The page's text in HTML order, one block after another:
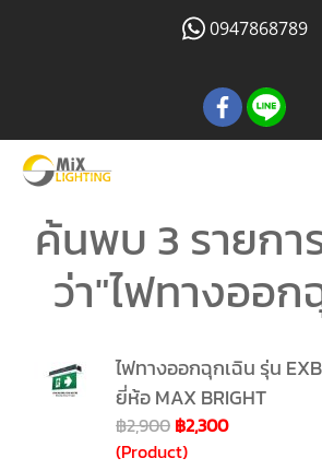
0947868789
ค้นพบ 3 รายกา
ว่า"ไฟทางออก
ไฟทางออกฉุกเฉิน รุ่น
ยี่ห้อ MAX BRIGHT
฿2,900 ฿2,300
(Product)